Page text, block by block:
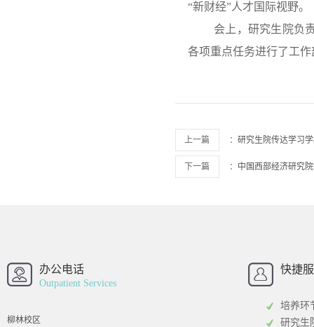
“新财经”人才国际视野。
会上，研究生院负
各项重点任务进行了工作
上一篇 ： 研究生院传达学习
下一篇 ： 中国西部经济研究
招办
办公电话
Outpatient Services
柳林校区
快捷
培养环
研究生